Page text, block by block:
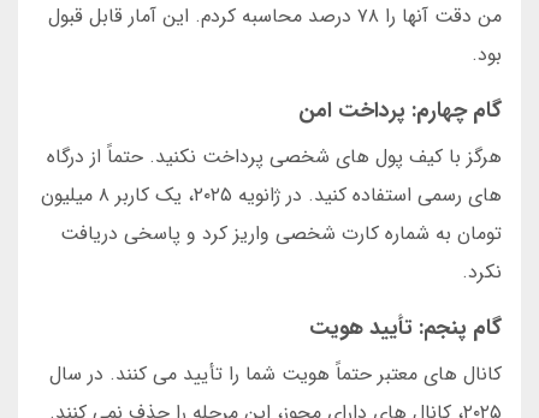
من دقت آنها را ۷۸ درصد محاسبه کردم. این آمار قابل قبول
بود.
گام چهارم: پرداخت امن
هرگز با کیف پول های شخصی پرداخت نکنید. حتماً از درگاه
های رسمی استفاده کنید. در ژانویه ۲۰۲۵، یک کاربر ۸ میلیون
تومان به شماره کارت شخصی واریز کرد و پاسخی دریافت
نکرد.
گام پنجم: تأیید هویت
کانال های معتبر حتماً هویت شما را تأیید می کنند. در سال